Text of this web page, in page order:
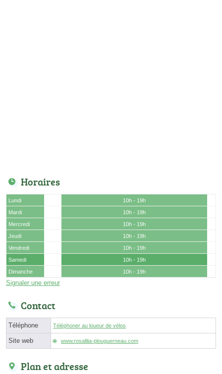
Horaires
Lundi
10h - 19h
Mardi
10h - 19h
Mercredi
10h - 19h
Jeudi
10h - 19h
Vendredi
10h - 19h
Samedi
10h - 19h
Dimanche
10h - 19h
Signaler une erreur
Contact
Téléphone Téléphoner au loueur de vélos
Site web www.rosalilia-plouguerneau.com
Plan et adresse